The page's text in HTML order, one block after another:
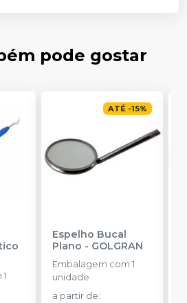
pode gostar
ATÉ -15%
Espelho Bucal
Plano - GOLGRAN
Embalagem com 1
unidade
a partir de: